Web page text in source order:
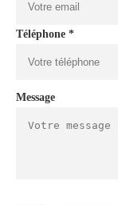
Téléphone *
Message